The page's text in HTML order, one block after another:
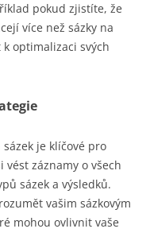
pokud zjistíte, že
více než sázky na
optimalizaci svých
je klíčové pro
záznamy o všech
sázek a výsledků.
vašim sázkovým
mohou ovlivnit vaše